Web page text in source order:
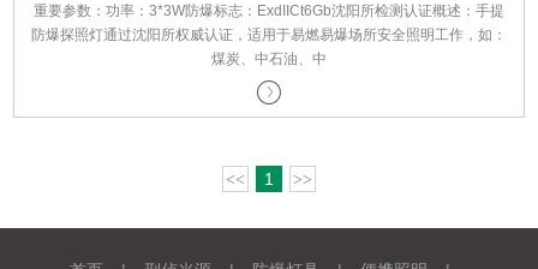
重要参数：功率：3*3W防爆标志：ExdIICt6Gb沈阳所检测认证概述：手提
防爆探照灯通过沈阳所权威认证，适用于易燃易爆场所安全照明工作，如：
煤炭、中石油、中
<< 1 >>